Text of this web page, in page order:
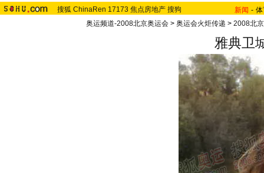
搜狐 ChinaRen 17173 焦点房地产 搜狗 新闻 -
奥运频道-2008北京奥运会 > 奥运会火炬传递 > 2008北
雅典卫